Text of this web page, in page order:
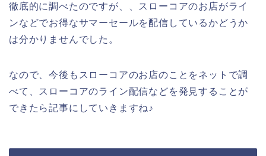
徹底的に調べたのですが、、スローコアのお店がライ
ンなどでお得なサマーセールを配信しているかどうか
は分かりませんでした。
なので、今後もスローコアのお店のことをネットで調
べて、スローコアのライン配信などを発見することが
できたら記事にしていきますね♪